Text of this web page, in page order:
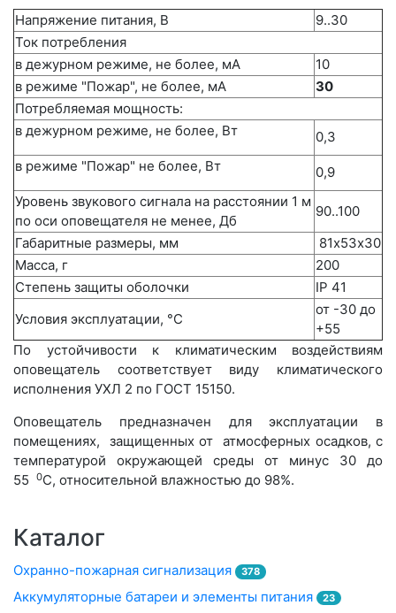
Напряжение питания, В
9..30
Ток потребления
в дежурном режиме, не более, мА
10
в режиме "Пожар", не более, мА
30
Потребляемая мощность:
в дежурном режиме, не более, Вт
0,3
в режиме "Пожар" не более, Вт
0,9
Уровень звукового сигнала на расстоянии 1 м
по оси оповещателя не менее, Дб
90..100
Габаритные размеры, мм
81х53х30
Масса, г
200
Степень защиты оболочки
IP 41
Условия эксплуатации, °С
от -30 до
+55
По устойчивости к климатическим воздействиям
оповещатель соответствует виду климатического
исполнения УХЛ 2 по ГОСТ 15150.
Оповещатель предназначен для эксплуатации в
помещениях, защищенных от атмосферных осадков, с
температурой окружающей среды от минус 30 до
55
0С, относительной влажностью до 98%.
Каталог
Охранно-пожарная сигнализация 378
Аккумуляторные батареи и элементы питания 23